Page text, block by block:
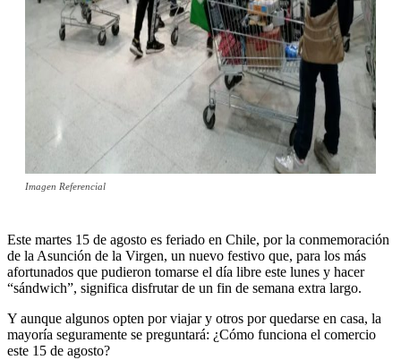
Imagen Referencial
Este martes 15 de agosto es feriado en Chile, por la conmemoración
de la Asunción de la Virgen, un nuevo festivo que, para los más
afortunados que pudieron tomarse el día libre este lunes y hacer
“sándwich”, significa disfrutar de un fin de semana extra largo.
Y aunque algunos opten por viajar y otros por quedarse en casa, la
mayoría seguramente se preguntará: ¿Cómo funciona el comercio
este 15 de agosto?